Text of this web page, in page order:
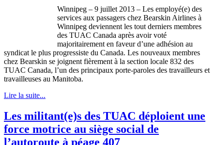
Winnipeg – 9 juillet 2013 – Les employé(e) des
services aux passagers chez Bearskin Airlines à
Winnipeg deviennent les tout derniers membres
des TUAC Canada après avoir voté
majoritairement en faveur d’une adhésion au
syndicat le plus progressiste du Canada. Les nouveaux membres
chez Bearskin se joignent fièrement à la section locale 832 des
TUAC Canada, l’un des principaux porte-paroles des travailleurs et
travailleuses au Manitoba.
Lire la suite...
Les militant(e)s des TUAC déploient une
force motrice au siège social de
l’autoroute à péage 407